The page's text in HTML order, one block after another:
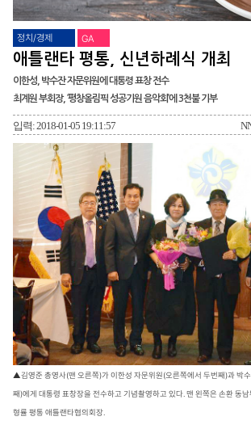
정치/경제 GA
애틀랜타 평통, 신년하례식 개최
이한성, 박수잔 자문위원에 대통령 표창 전수
최계원 부회장, ‘평창올림픽 성공기원 음악회’에 3천불 기부
입력: 2018-01-05 19:11:57
▲김영준 총영사(맨 오른쪽)가 이한성 자문위원(오른쪽에서 두번째)과 박
째)에게 대통령 표창장을 전수하고 기념촬영하고 있다. 맨 왼쪽은 손환 동
형률 평통 애틀랜타협의회장.